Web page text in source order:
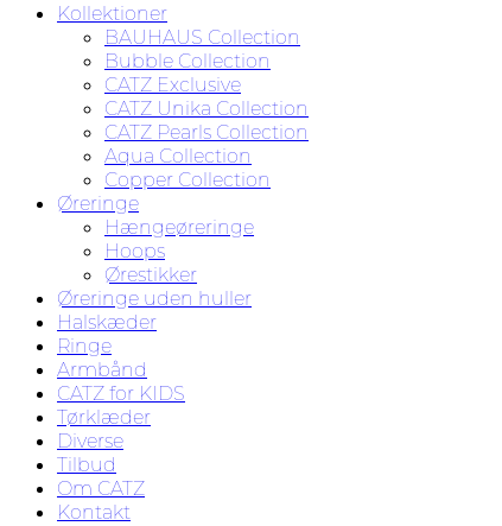
Kollektioner
BAUHAUS Collection
Bubble Collection
CATZ Exclusive
CATZ Unika Collection
CATZ Pearls Collection
Aqua Collection
Copper Collection
Øreringe
Hængeøreringe
Hoops
Ørestikker
Øreringe uden huller
Halskæder
Ringe
Armbånd
CATZ for KIDS
Tørklæder
Diverse
Tilbud
Om CATZ
Kontakt